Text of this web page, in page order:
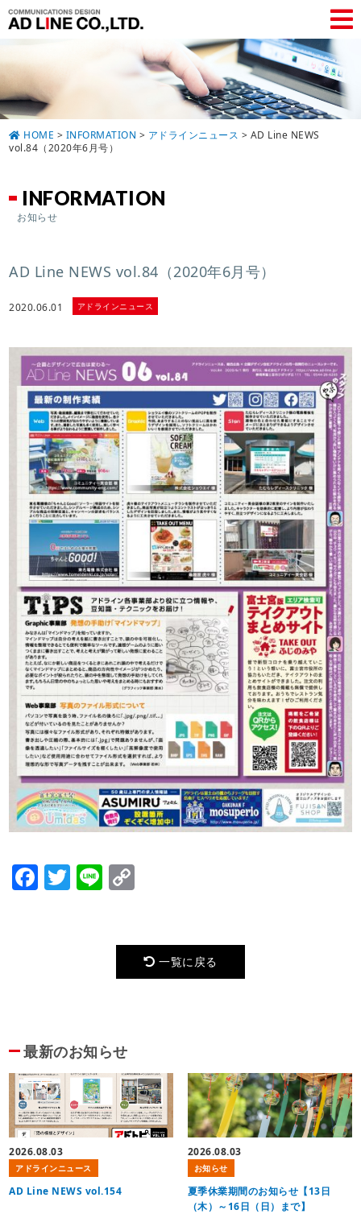
HOME > INFORMATION > アドラインニュース > AD Line NEWS
vol.84（2020年6月号）
INFORMATION
お知らせ
AD Line NEWS vol.84（2020年6月号）
2020.06.01 アドラインニュース
Facebook
Twitter
Line
一覧に戻る
最新のお知らせ
2026.08.03
アドラインニュース
AD Line NEWS vol.154
2026.08.03
お知らせ
夏季休業期間のお知らせ【13日
（木）～16日（日）まで】